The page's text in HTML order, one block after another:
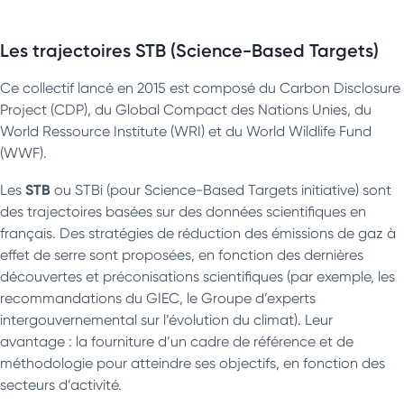
Les trajectoires STB (Science-Based Targets)
Ce collectif lancé en 2015 est composé du Carbon Disclosure
Project (CDP), du Global Compact des Nations Unies, du
World Ressource Institute (WRI) et du World Wildlife Fund
(WWF).
Les STB ou STBi (pour Science-Based Targets initiative) sont
des trajectoires basées sur des données scientifiques en
français. Des stratégies de réduction des émissions de gaz à
effet de serre sont proposées, en fonction des dernières
découvertes et préconisations scientifiques (par exemple, les
recommandations du GIEC, le Groupe d’experts
intergouvernemental sur l’évolution du climat). Leur
avantage : la fourniture d’un cadre de référence et de
méthodologie pour atteindre ses objectifs, en fonction des
secteurs d’activité.